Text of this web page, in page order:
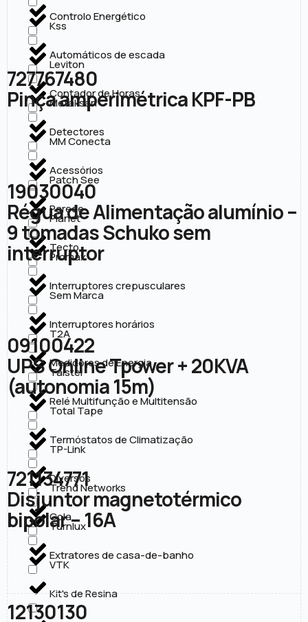
Controlo Energético
Automáticos de escada
Contador de Horas
Detectores
Acessórios
Parede
Tecto
Interruptores crepusculares
Interruptores horários
Medidores de Energia
Relé Multifunção e Multitensão
Termóstatos de Climatização
Diversos
Cola
Extratores de casa-de-banho
Kit's de Resina
Kss
Leviton
Metaksan
MM Conecta
Patch See
Planet
Promax
Sem Marca
T2A
Taistel
Total Tape
TP-Link
Trend Networks
Turnlux
VTK
727767480
Pinça amperimétrica KPF-PB
19030040
Régua de Alimentação alumínio –
9 tomadas Schuko sem
interruptor
09100422
UPS Online Tpower + 20KVA
(autonomia 15m)
721134771
Disjuntor magnetotérmico
bipolar – 16A
12130130